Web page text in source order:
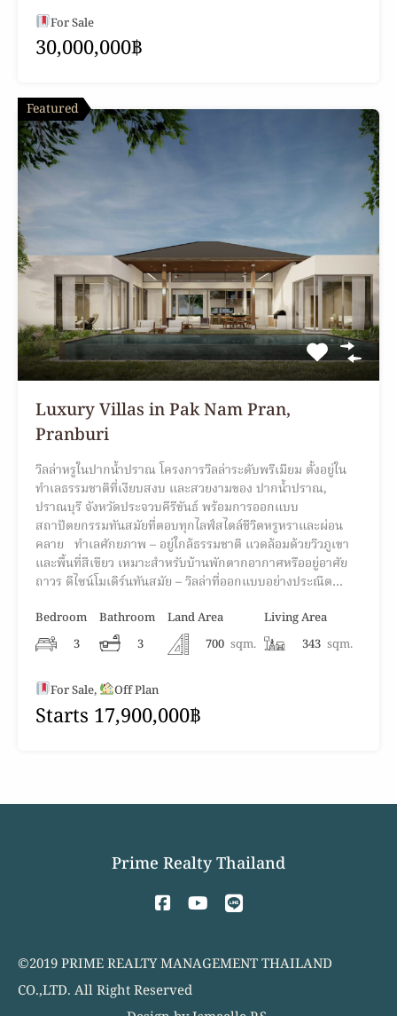
For Sale
30,000,000฿
Featured
Luxury Villas in Pak Nam Pran,
Pranburi
วิลล่าหรูในปากน้ำปราณ โครงการวิลล่าระดับพรีเมียม ตั้งอยู่ใน
ทำเลธรรมชาติที่เงียบสงบ และสวยงามของ ปากน้ำปราณ,
ปราณบุรี จังหวัดประจวบคีรีขันธ์ พร้อมการออกแบบ
สถาปัตยกรรมทันสมัยที่ตอบทุกไลฟ์สไตล์ชีวิตหรูหราและผ่อน
คลาย ทำเลศักยภาพ – อยู่ใกล้ธรรมชาติ แวดล้อมด้วยวิวภูเขา
และพื้นที่สีเขียว เหมาะสำหรับบ้านพักตากอากาศหรืออยู่อาศัย
ถาวร ดีไซน์โมเดิร์นทันสมัย – วิลล่าที่ออกแบบอย่างประณีต…
Bedroom
3
Bathroom
3
Land Area
700 sqm.
Living Area
343 sqm.
For Sale, Off Plan
Starts 17,900,000฿
Prime Realty Thailand
©2019 PRIME REALTY MANAGEMENT THAILAND
CO.,LTD. All Right Reserved